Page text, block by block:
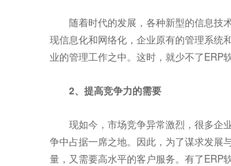
随着时代的发展，各种新型的信息技术
现信息化和网络化，企业原有的管理系统
业的管理工作之中。这时，就少不了ERP
2、提高竞争力的需要
现如今，市场竞争异常激烈，很多企业
争中占据一席之地。因此，为了谋求发展
量，又需要高水平的客户服务。有了ERP